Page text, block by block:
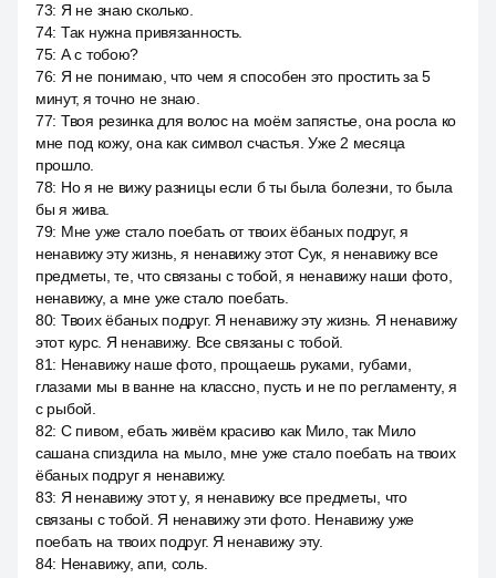
73: Я не знаю сколько.
74: Так нужна привязанность.
75: А с тобою?
76: Я не понимаю, что чем я способен это простить за 5
минут, я точно не знаю.
77: Твоя резинка для волос на моём запястье, она росла ко
мне под кожу, она как символ счастья. Уже 2 месяца
прошло.
78: Но я не вижу разницы если б ты была болезни, то была
бы я жива.
79: Мне уже стало поебать от твоих ёбаных подруг, я
ненавижу эту жизнь, я ненавижу этот Сук, я ненавижу все
предметы, те, что связаны с тобой, я ненавижу наши фото,
ненавижу, а мне уже стало поебать.
80: Твоих ёбаных подруг. Я ненавижу эту жизнь. Я ненавижу
этот курс. Я ненавижу. Все связаны с тобой.
81: Ненавижу наше фото, прощаешь руками, губами,
глазами мы в ванне на классно, пусть и не по регламенту, я
с рыбой.
82: С пивом, ебать живём красиво как Мило, так Мило
сашана спиздила на мыло, мне уже стало поебать на твоих
ёбаных подруг я ненавижу.
83: Я ненавижу этот у, я ненавижу все предметы, что
связаны с тобой. Я ненавижу эти фото. Ненавижу уже
поебать на твоих подруг. Я ненавижу эту.
84: Ненавижу, апи, соль.